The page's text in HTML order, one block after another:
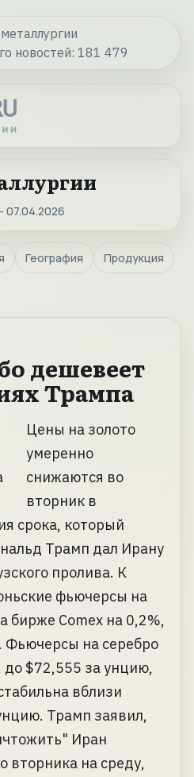
новостей: 181 479
07.04.2026
География Продукция
дешевеет
Трампа
Цены на золото
умеренно
снижаются во
вторник в
срока, который
Трамп дал Ирану
пролива. К
фьючерсы на
бирже Comex на 0,2%,
Фьючерсы на серебро
$72,555 за унцию,
вблизи
Трамп заявил,
Иран
вторника на среду,